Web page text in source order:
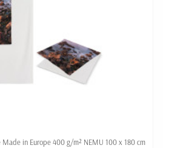
in Europe 400 g/m² NEMU 100 x 180 cm